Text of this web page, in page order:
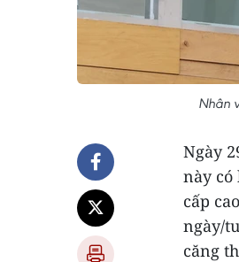
Nhân
Ngày
này có
cấp
ngày/
căng